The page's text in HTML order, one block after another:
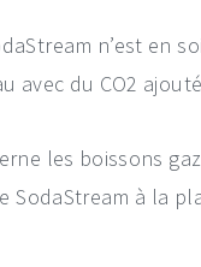
n’est
avec du CO2
les boissons
SodaStream à la